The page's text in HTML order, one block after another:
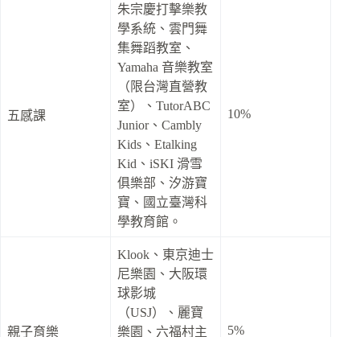
五感課
朱宗慶打擊樂教
學系統、雲門舞
集舞蹈教室、
Yamaha 音樂教室
（限台灣直營教
室）、TutorABC
Junior、Cambly
Kids、Etalking
Kid、iSKI 滑雪
俱樂部、汐游寶
寶、國立臺灣科
學教育館。
10%
親子育樂
Klook、東京迪士
尼樂園、大阪環
球影城
（USJ）、麗寶
樂園、六福村主
5%